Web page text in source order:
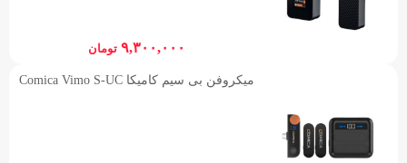
۹,۳۰۰,۰۰۰ تومان
میکروفن بی سیم کامیکا Comica Vimo S-UC